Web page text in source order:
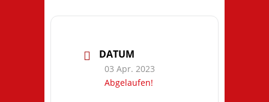
DATUM
03 Apr. 2023
Abgelaufen!